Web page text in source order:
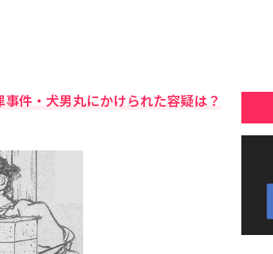
件・犬男丸にかけられた容疑は？